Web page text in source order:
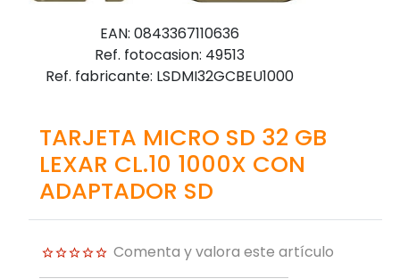
EAN: 0843367110636
Ref. fotocasion: 49513
Ref. fabricante: LSDMI32GCBEU1000
TARJETA MICRO SD 32 GB
LEXAR CL.10 1000X CON
ADAPTADOR SD
Comenta y valora este artículo